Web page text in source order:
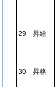
29 昇給
30 昇格